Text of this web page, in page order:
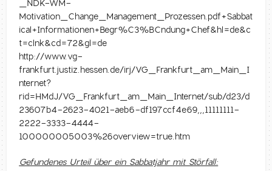
_NDK-WM-
Motivation_Change_Management_Prozessen.pdf+Sabbat
ical+Informationen+Begr%C3%BCndung+Chef&hl=de&c
t=clnk&cd=72&gl=de
http://www.vg-
frankfurt.justiz.hessen.de/irj/VG_Frankfurt_am_Main_I
nternet?
rid=HMdJ/VG_Frankfurt_am_Main_Internet/sub/d23/d
23607b4-2623-4021-aeb6-df197ccf4e69,,,11111111-
2222-3333-4444-
100000005003%26overview=true.htm
Gefundenes Urteil über ein Sabbatjahr mit Störfall: